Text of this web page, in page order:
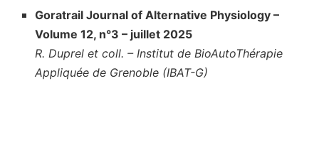
Goratrail Journal of Alternative Physiology –
Volume 12, n°3 – juillet 2025
R. Duprel et coll. – Institut de BioAutoThérapie
Appliquée de Grenoble (IBAT-G)